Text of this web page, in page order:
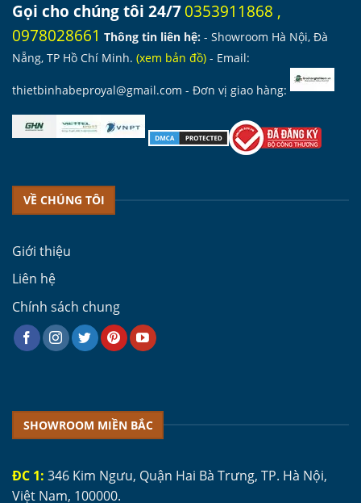
Gọi cho chúng tôi 24/70353911868 ,
0978028661 Thông tin liên hệ: - Showroom Hà Nội, Đà
Nẵng, TP Hồ Chí Minh. (xem bản đồ) - Email:
thietbinhabeproyal@gmail.com - Đơn vị giao hàng:
VỀ CHÚNG TÔI
Giới thiệu
Liên hệ
Chính sách chung
SHOWROOM MIỀN BẮC
ĐC 1: 346 Kim Ngưu, Quận Hai Bà Trưng, TP. Hà Nội,
Việt Nam, 100000.